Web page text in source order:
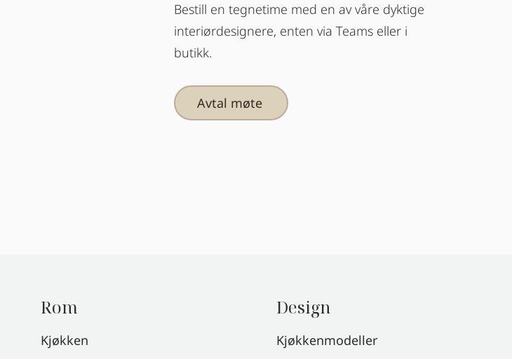
Bestill en tegnetime med en av våre dyktige
interiørdesignere, enten via Teams eller i
butikk.
Avtal møte
Rom
Kjøkken
Design
Kjøkkenmodeller